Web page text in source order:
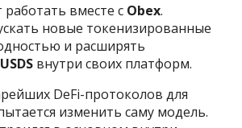
вместе с Obex.
новые токенизированные
и расширять
USDS внутри своих платформ.
DeFi-протоколов для
изменить саму модель.